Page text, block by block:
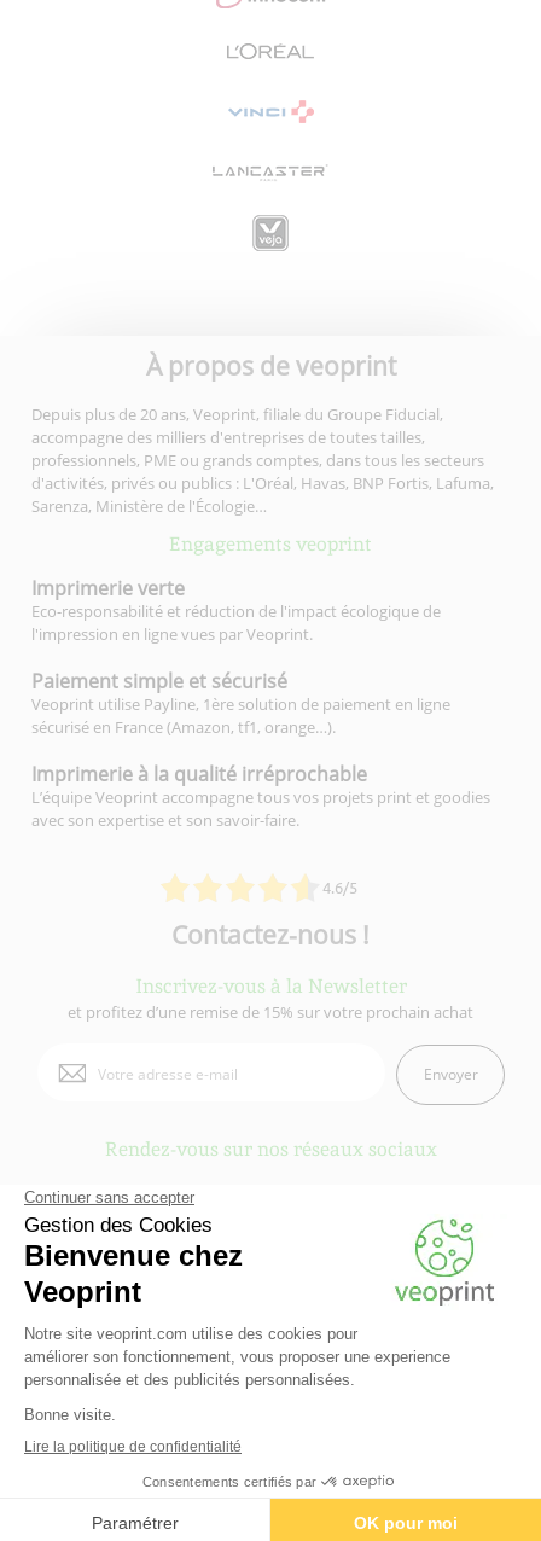
À propos de veoprint
Depuis plus de 20 ans, Veoprint, filiale du Groupe Fiducial,
accompagne des milliers d'entreprises de toutes tailles,
professionnels, PME ou grands comptes, dans tous les secteurs
d'activités, privés ou publics : L'Oréal, Havas, BNP Fortis, Lafuma,
Sarenza, Ministère de l'Écologie…
Engagements veoprint
4.6/5
Imprimerieverte
Eco-responsabilité et réduction de l'impact écologique de
l'impression en ligne vues par Veoprint.
Paiement simple et sécurisé
Veoprint utilise Payline, 1ère solution de paiement en ligne
sécurisé en France (Amazon, tf1, orange…).
Imprimerie à la qualité irréprochable
L’équipe Veoprint accompagne tous vos projets print et goodies
avec son expertise et son savoir-faire.
Contactez-nous !
Inscrivez-vous à la Newsletter
et profitez d’une remise de 15% sur votre prochain achat
Envoyer
Rendez-vous sur nos réseaux sociaux
Veoprint est une marque duGroupe Fiducial
- © 2006-2026 Veoprint | Tous
Qui sommes-nous ?- Mentions légales-Conditions Générales d'Utilisation
Conditions Générales de vente- Cookies-Contactez Veoprint-
-Partenaires